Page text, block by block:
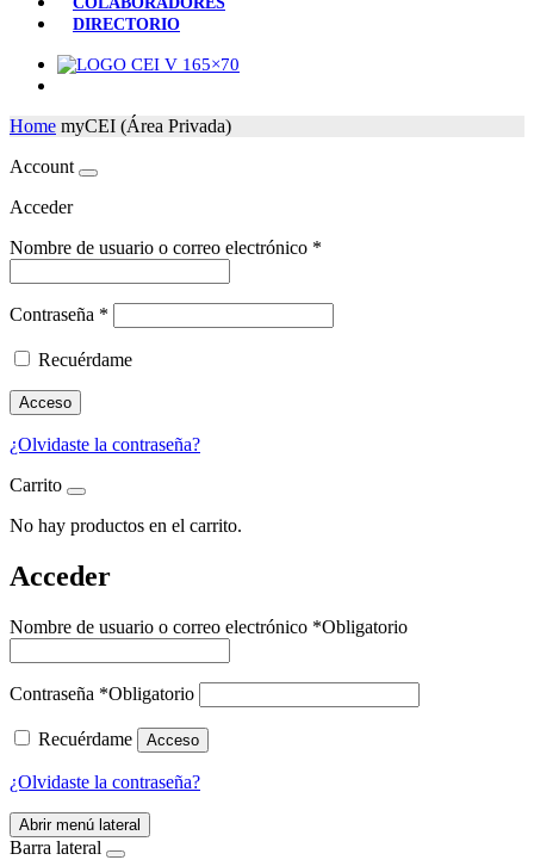
DIRECTORIO
Home myCEI (Área Privada)
Account
Acceder
Nombre de usuario o correo electrónico *
Contraseña *
Recuérdame
Acceso
¿Olvidaste la contraseña?
Carrito
No hay productos en el carrito.
Acceder
Nombre de usuario o correo electrónico *Obligatorio
Contraseña *Obligatorio
Recuérdame Acceso
¿Olvidaste la contraseña?
Abrir menú lateral
Barra lateral